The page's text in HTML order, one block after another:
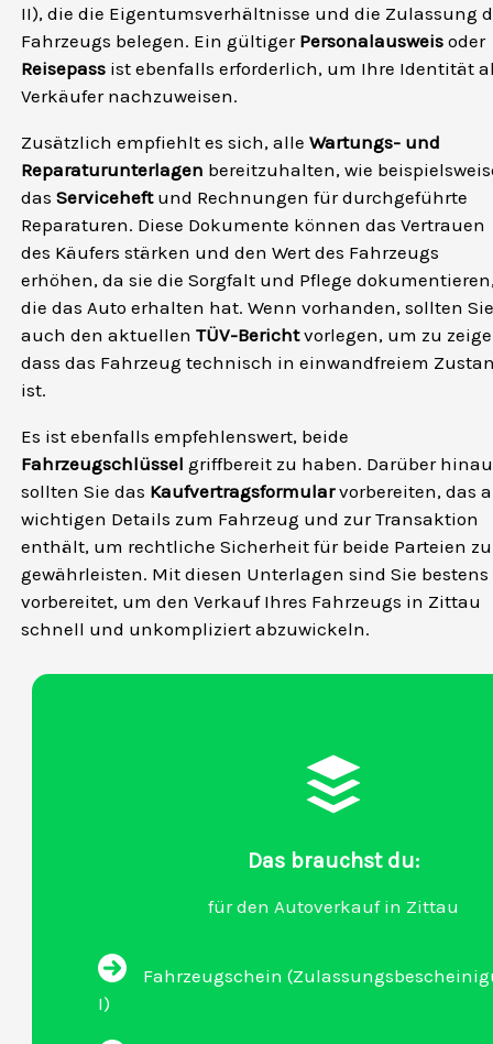
II), die die Eigentumsverhältnisse und die Zulassung
Fahrzeugs belegen. Ein gültiger Personalausweis oder
Reisepass ist ebenfalls erforderlich, um Ihre Identität
Verkäufer nachzuweisen.
Zusätzlich empfiehlt es sich, alle Wartungs- und
Reparaturunterlagen bereitzuhalten, wie
das Serviceheftund Rechnungen für durchgeführte
Reparaturen. Diese Dokumente können das Vertrauen
des Käufers stärken und den Wert des Fahrzeugs
erhöhen, da sie die Sorgfalt und Pflege
die das Auto erhalten hat. Wenn vorhanden, sollten Sie
auch den aktuellen TÜV-Berichtvorlegen, um zu
dass das Fahrzeug technisch in einwandfreiem
ist.
Es ist ebenfalls empfehlenswert, beide
Fahrzeugschlüssel griffbereit zu haben. Darüber
sollten Sie das Kaufvertragsformularvorbereiten, das
wichtigen Details zum Fahrzeug und zur Transaktion
enthält, um rechtliche Sicherheit für beide Parteien zu
gewährleisten. Mit diesen Unterlagen sind Sie bestens
vorbereitet, um den Verkauf Ihres Fahrzeugs in Zittau
schnell und unkompliziert abzuwickeln.
Das brauchst du:
für den Autoverkauf in Zittau
Fahrzeugschein
I)